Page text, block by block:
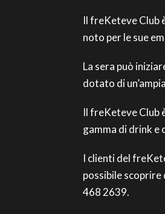
Il freKeteve Club
noto per le sue
La sera può
dotato di
Il freKeteve Club
gamma di drink e
I clienti del
possibile
468 2639.